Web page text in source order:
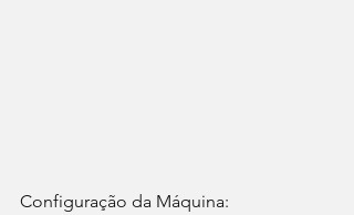
Configuração da Máquina: